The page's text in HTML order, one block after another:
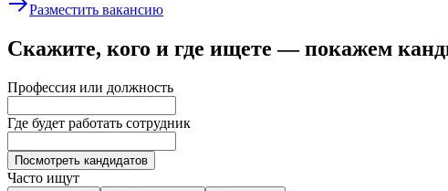
Разместить вакансию
Скажите, кого и где ищете — покажем
Профессия или должность
Где будет работать сотрудник
Посмотреть кандидатов
Часто ищут